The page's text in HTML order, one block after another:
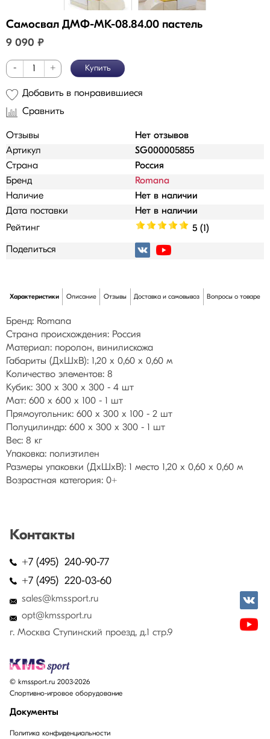
Самосвал ДМФ-МК-08.84.00 пастель
9 090 ₽
- + Купить
Добавить в понравившиеся
Сравнить
Отзывы
Нет отзывов
Артикул
SG000005855
Страна
Россия
Бренд
Romana
Наличие
Нет в наличии
Дата поставки
Нет в наличии
Рейтинг
5 (1)
Поделиться
Характеристики Описание Отзывы Доставка и самовывоз Вопросы о товаре
Бренд: Romana
Страна происхождения: Россия
Материал: поролон, винилискожа
Габариты (ДхШхВ): 1,20 х 0,60 х 0,60 м
Количество элементов: 8
Кубик: 300 х 300 х 300 - 4 шт
Мат: 600 х 600 х 100 - 1 шт
Прямоугольник: 600 х 300 х 100 - 2 шт
Полуцилиндр: 600 х 300 х 300 - 1 шт
Вес: 8 кг
Упаковка: полиэтилен
Размеры упаковки (ДхШхВ): 1 место 1,20 х 0,60 х 0,60 м
Возрастная категория: 0+
Контакты
+7 (495) 240-90-77
+7 (495) 220-03-60
sales@kmssport.ru
opt@kmssport.ru
г. Москва Ступинский проезд, д.1 стр.9
© kmssport.ru 2003-2026
Спортивно-игровое оборудование
Документы
Политика конфиденциальности